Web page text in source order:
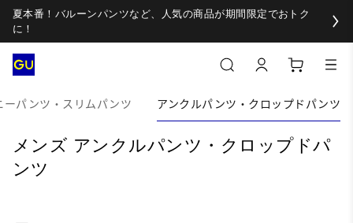
夏本番！バルーンパンツなど、人気の商品が期間限定でおトク
に！
ーパンツ・スリムパンツ アンクルパンツ・クロップドパンツ
メンズ アンクルパンツ・クロップドパ
ンツ